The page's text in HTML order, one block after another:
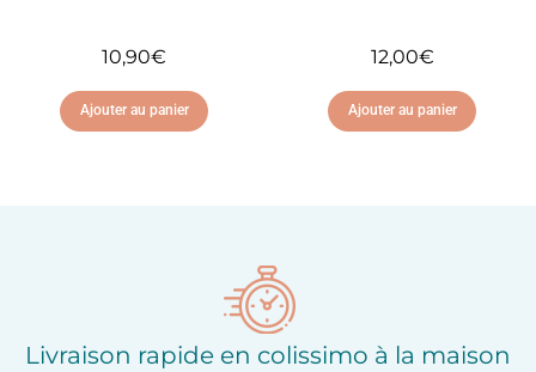
10,90€
Ajouter au panier
12,00€
Ajouter au panier
Livraison rapide en colissimo à la maison